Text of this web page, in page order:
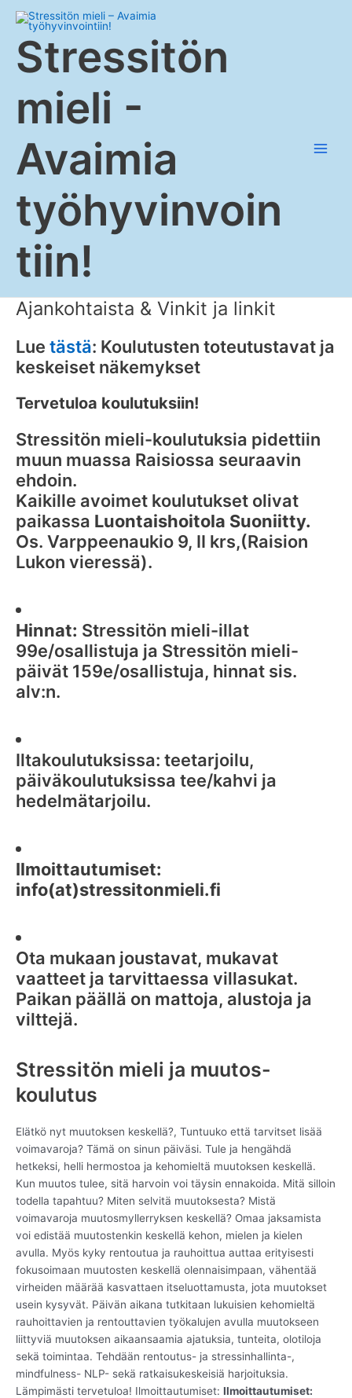
sisältöön
Stressitön
mieli -
Avaimia
työhyvinvoin
tiin!
Ajankohtaista & Vinkit ja linkit
Lue tästä: Koulutusten toteutustavat ja
keskeiset näkemykset
Tervetuloa koulutuksiin!
Stressitön mieli-koulutuksia pidettiin
muun muassa Raisiossa seuraavin
ehdoin.
Kaikille avoimet koulutukset olivat
paikassa Luontaishoitola Suoniitty.
Os. Varppeenaukio 9, II krs,(Raision
Lukon vieressä).
Hinnat: Stressitön mieli-illat
99e/osallistuja ja Stressitön mieli-
päivät 159e/osallistuja, hinnat sis.
alv:n.
Iltakoulutuksissa: teetarjoilu,
päiväkoulutuksissa tee/kahvi ja
hedelmätarjoilu.
Ilmoittautumiset:
info(at)stressitonmieli.fi
Ota mukaan joustavat, mukavat
vaatteet ja tarvittaessa villasukat.
Paikan päällä on mattoja, alustoja ja
vilttejä.
Stressitön mieli ja muutos-
koulutus
Elätkö nyt muutoksen keskellä?, Tuntuuko että tarvitset lisää
voimavaroja? Tämä on sinun päiväsi. Tule ja hengähdä
hetkeksi, helli hermostoa ja kehomieltä muutoksen keskellä.
Kun muutos tulee, sitä harvoin voi täysin ennakoida. Mitä silloin
todella tapahtuu? Miten selvitä muutoksesta? Mistä
voimavaroja muutosmyllerryksen keskellä? Omaa jaksamista
voi edistää muutostenkin keskellä kehon, mielen ja kielen
avulla. Myös kyky rentoutua ja rauhoittua auttaa erityisesti
fokusoimaan muutosten keskellä olennaisimpaan, vähentää
virheiden määrää kasvattaen itseluottamusta, jota muutokset
usein kysyvät. Päivän aikana tutkitaan lukuisien kehomieltä
rauhoittavien ja rentouttavien työkalujen avulla muutokseen
liittyviä muutoksen aikaansaamia ajatuksia, tunteita, olotiloja
sekä toimintaa. Tehdään rentoutus- ja stressinhallinta-,
mindfulness- NLP- sekä ratkaisukeskeisiä harjoituksia.
Lämpimästi tervetuloa! Ilmoittautumiset: Ilmoittautumiset: